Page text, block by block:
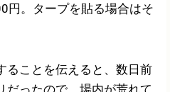
円。タープを貼る場合はそ
ることを伝えると、数日前
だったので、場内が荒れて